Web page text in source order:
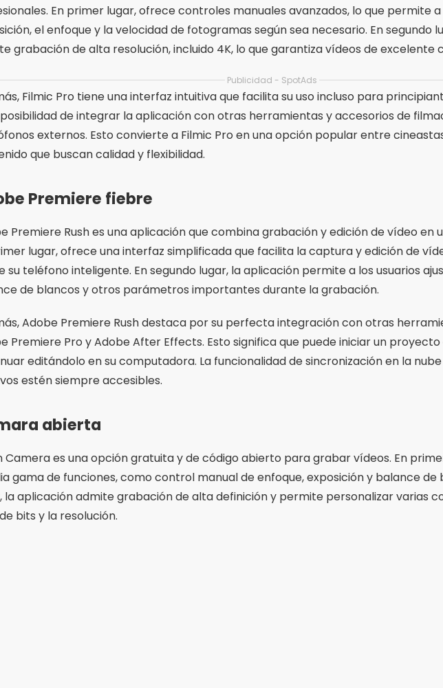
En primer lugar, ofrece controles manuales avanzados, lo que permite
el enfoque y la velocidad de fotogramas según sea necesario. En segundo
grabación de alta resolución, incluido 4K, lo que garantiza vídeos de excelente
Publicidad - SpotAds
Filmic Pro tiene una interfaz intuitiva que facilita su uso incluso para
de integrar la aplicación con otras herramientas y accesorios de
externos. Esto convierte a Filmic Pro en una opción popular entre
que buscan calidad y flexibilidad.
Premiere fiebre
Premiere Rush es una aplicación que combina grabación y edición de vídeo en
lugar, ofrece una interfaz simplificada que facilita la captura y edición de
su teléfono inteligente. En segundo lugar, la aplicación permite a los usuarios
de blancos y otros parámetros importantes durante la grabación.
Adobe Premiere Rush destaca por su perfecta integración con otras
Premiere Pro y Adobe After Effects. Esto significa que puede iniciar un
editándolo en su computadora. La funcionalidad de sincronización en la
estén siempre accesibles.
abierta
Camera es una opción gratuita y de código abierto para grabar vídeos. En
gama de funciones, como control manual de enfoque, exposición y balance de
la aplicación admite grabación de alta definición y permite personalizar varias
bits y la resolución.